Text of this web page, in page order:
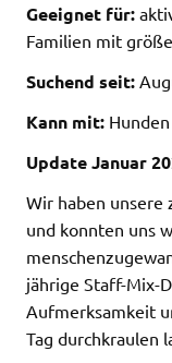
Geeignet für:
Familien mit
Suchend seit:
Kann mit: Hunden
Update Januar
Wir haben unsere
und konnten uns
jährige Staff-Mix-
Aufmerksamkeit
Tag durchkraulen